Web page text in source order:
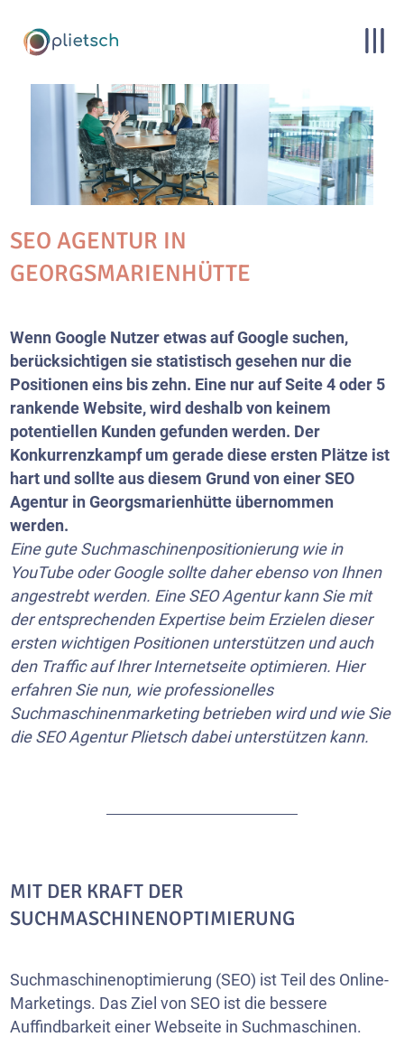
SEO AGENTUR IN
GEORGSMARIENHÜTTE
Wenn Google Nutzer etwas auf Google suchen,
berücksichtigen sie statistisch gesehen nur die
Positionen eins bis zehn. Eine nur auf Seite 4 oder 5
rankende Website, wird deshalb von keinem
potentiellen Kunden gefunden werden. Der
Konkurrenzkampf um gerade diese ersten Plätze ist
hart und sollte aus diesem Grund von einer SEO
Agentur in Georgsmarienhütte übernommen
werden.
Eine gute Suchmaschinenpositionierung wie in
YouTubeoder Google sollte daher ebenso von Ihnen
angestrebt werden. Eine SEO Agentur kann Sie mit
der entsprechenden Expertise beim Erzielen dieser
ersten wichtigen Positionen unterstützen und auch
den Traffic auf Ihrer Internetseite optimieren. Hier
erfahren Sie nun, wie professionelles
Suchmaschinenmarketing betrieben wird und wie Sie
die SEO Agentur Plietsch dabei unterstützen kann.
MIT DER KRAFT DER
SUCHMASCHINENOPTIMIERUNG
Suchmaschinenoptimierung (SEO) ist Teil des Online-
Marketings. Das Ziel von SEO ist die bessere
Auffindbarkeit einer Webseite in Suchmaschinen.